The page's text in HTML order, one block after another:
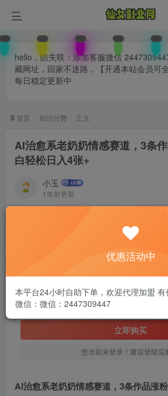
hello，防失联：添加客服微信
藏网址，回家不迷路，【开通本站会员可
每日稳定更新中
首页 知识付费 正文
AI治愈系老奶奶情感赛道，3条
白轻松日入4张+
小玉
1年前更新
此内容为付费阅读，请付费后查看
￥1.99
黄金会员免费
立即购买
您当前未登录！建议登陆后
AI治愈系老奶奶情感赛道，3条作品涨
优惠活动中
本平台24小时自助下单，欢迎代理加盟
微信：微信：2447309447